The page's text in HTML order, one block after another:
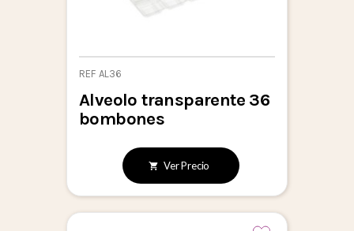
REF AL36
Alveolo transparente 36
bombones
Ver Precio